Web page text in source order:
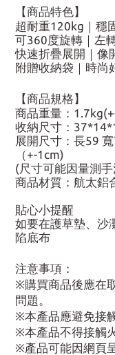
【商品特色】
超耐重120kg｜穩
可360度旋轉｜左
快速折疊展開｜像
附贈收納袋｜時尚
【商品規格】
商品重量：
收納尺寸：
展開尺寸：長59
（+-1cm)
(尺寸可能因量測
商品材質：航太鋁
貼心小提醒
如要在護草墊、沙
陷底布
注意事項：
※購買商品後應在
問題。
※本產品應避免接
※本產品不得接觸
※產品可能因網頁